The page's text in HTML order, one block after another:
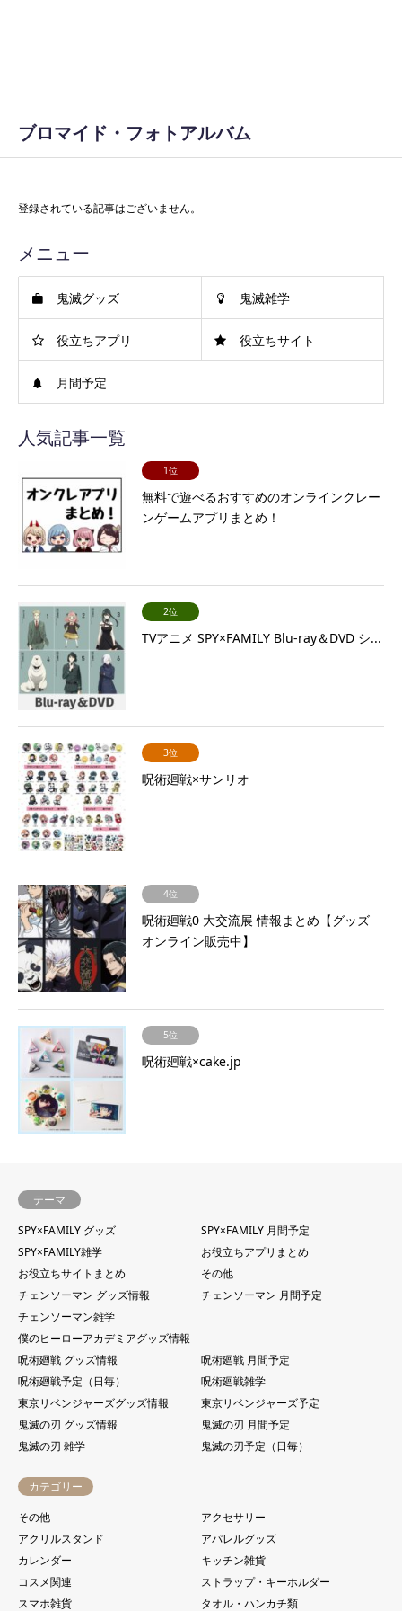
ブロマイド・フォトアルバム
登録されている記事はございません。
メニュー
鬼滅グッズ 鬼滅雑学
役立ちアプリ 役立ちサイト
月間予定
人気記事一覧
1位
無料で遊べるおすすめのオンラインクレー
ンゲームアプリまとめ！
2位
TVアニメ SPY×FAMILY Blu-ray＆DVD シ...
3位
呪術廻戦×サンリオ
4位
呪術廻戦0 大交流展 情報まとめ【グッズ
オンライン販売中】
5位
呪術廻戦×cake.jp
テーマ
SPY×FAMILY グッズ
SPY×FAMILY 月間予定
SPY×FAMILY雑学
お役立ちアプリまとめ
お役立ちサイトまとめ
その他
チェンソーマン グッズ情報
チェンソーマン 月間予定
チェンソーマン雑学
僕のヒーローアカデミアグッズ情報
呪術廻戦 グッズ情報
呪術廻戦 月間予定
呪術廻戦予定（日毎）
呪術廻戦雑学
東京リベンジャーズグッズ情報
東京リベンジャーズ予定
鬼滅の刃 グッズ情報
鬼滅の刃 月間予定
鬼滅の刃 雑学
鬼滅の刃予定（日毎）
カテゴリー
その他
アクセサリー
アクリルスタンド
アパレルグッズ
カレンダー
キッチン雑貨
コスメ関連
ストラップ・キーホルダー
スマホ雑貨
タオル・ハンカチ類